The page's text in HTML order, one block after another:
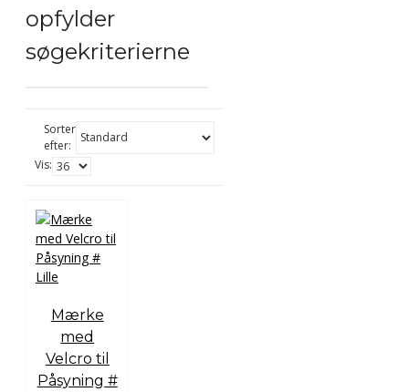
opfylder
søgekriterierne
Sorter
efter:
Vis:
Mærke
med
Velcro til
Påsyning #